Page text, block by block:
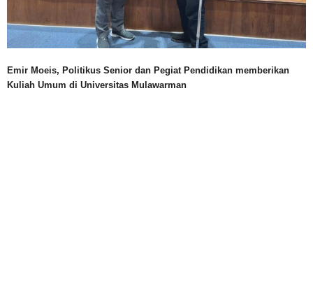
Emir Moeis, Politikus Senior dan Pegiat Pendidikan memberikan
Kuliah Umum di Universitas Mulawarman